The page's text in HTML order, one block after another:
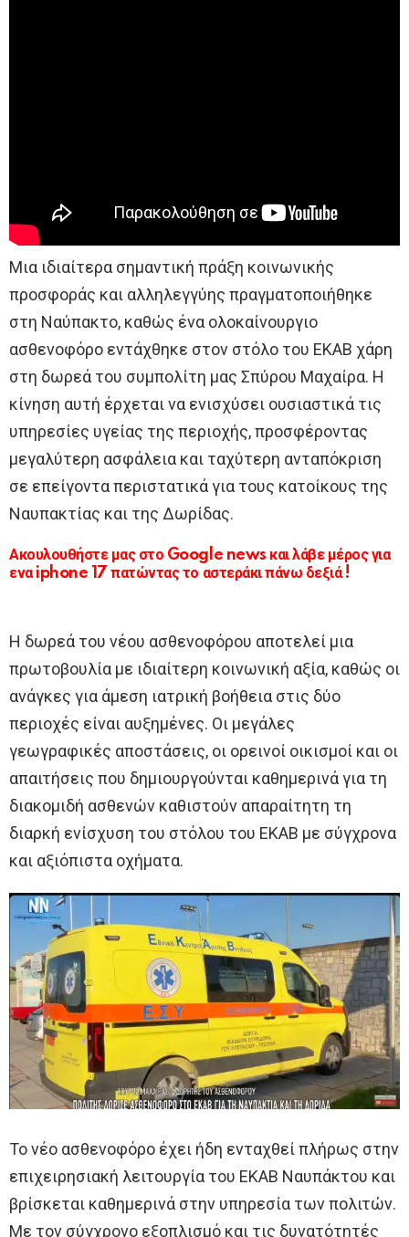
Μια ιδιαίτερα σημαντική πράξη κοινωνικής
προσφοράς και αλληλεγγύης πραγματοποιήθηκε
στη Ναύπακτο, καθώς ένα ολοκαίνουργιο
ασθενοφόρο εντάχθηκε στον στόλο του ΕΚΑΒ χάρη
στη δωρεά του συμπολίτη μας Σπύρου Μαχαίρα. Η
κίνηση αυτή έρχεται να ενισχύσει ουσιαστικά τις
υπηρεσίες υγείας της περιοχής, προσφέροντας
μεγαλύτερη ασφάλεια και ταχύτερη ανταπόκριση
σε επείγοντα περιστατικά για τους κατοίκους της
Ναυπακτίας και της Δωρίδας.
Ακουλουθήστε μας στο Google news και λάβε μέρος για
ενα iphone 17 πατώντας το αστεράκι πάνω δεξιά !
Η δωρεά του νέου ασθενοφόρου αποτελεί μια
πρωτοβουλία με ιδιαίτερη κοινωνική αξία, καθώς οι
ανάγκες για άμεση ιατρική βοήθεια στις δύο
περιοχές είναι αυξημένες. Οι μεγάλες
γεωγραφικές αποστάσεις, οι ορεινοί οικισμοί και οι
απαιτήσεις που δημιουργούνται καθημερινά για τη
διακομιδή ασθενών καθιστούν απαραίτητη τη
διαρκή ενίσχυση του στόλου του ΕΚΑΒ με σύγχρονα
και αξιόπιστα οχήματα.
Το νέο ασθενοφόρο έχει ήδη ενταχθεί πλήρως στην
επιχειρησιακή λειτουργία του ΕΚΑΒ Ναυπάκτου και
βρίσκεται καθημερινά στην υπηρεσία των πολιτών.
Με τον σύγχρονο εξοπλισμό και τις δυνατότητές